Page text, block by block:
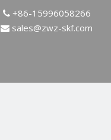
+86-15996058266
 sales@zwz-skf.com